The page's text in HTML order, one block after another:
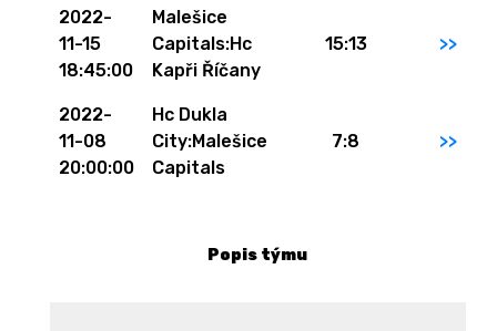
2022-
11-15
18:45:00
Malešice
Capitals:Hc
Kapři Říčany
15:13 >>
2022-
11-08
20:00:00
Hc Dukla
City:Malešice
Capitals
7:8 >>
Popis týmu